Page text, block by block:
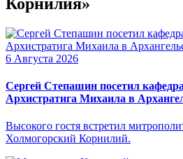
6 Августа 2026
Сергей Степашин посетил
Архистратига Михаила в
Высокого гостя встретил
Холмогорский Корнилий.